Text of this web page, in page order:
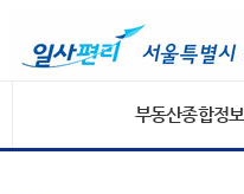
부동산종합정보